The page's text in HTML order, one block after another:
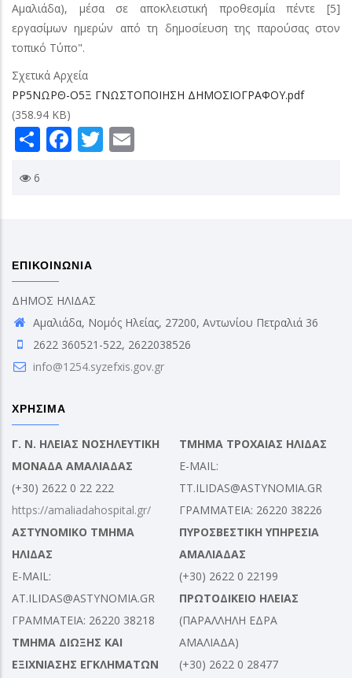
Αμαλιάδα), μέσα σε αποκλειστική προθεσμία πέντε [5]
εργασίμων ημερών από τη δημοσίευση της παρούσας στον
τοπικό Τύπο".
Σχετικά Αρχεία
ΡΡ5ΝΩΡΘ-Ο5Ξ ΓΝΩΣΤΟΠΟΙΗΣΗ ΔΗΜΟΣΙΟΓΡΑΦΟΥ.pdf
(358.94 KB)
ShareFacebook
Twitter
6
ΕΠΙΚΟΙΝΩΝΙΑ
ΔΗΜΟΣ ΗΛΙΔΑΣ
Αμαλιάδα, Νομός Ηλείας, 27200, Αντωνίου Πετραλιά 36
2622 360521-522, 2622038526
info@1254.syzefxis.gov.gr
ΧΡΗΣΙΜΑ
Γ. Ν. ΗΛΕΙΑΣ ΝΟΣΗΛΕΥΤΙΚΗ
ΜΟΝΑΔΑ ΑΜΑΛΙΑΔΑΣ
(+30) 2622 0 22 222
https://amaliadahospital.gr/
ΑΣΤΥΝΟΜΙΚΟ ΤΜΗΜΑ
ΗΛΙΔΑΣ
E-MAIL:
AT.ILIDAS@ASTYNOMIA.GR
ΓΡΑΜΜΑΤΕΙΑ: 26220 38218
ΤΜΗΜΑ ΔΙΩΞΗΣ ΚΑΙ
ΕΞΙΧΝΙΑΣΗΣ ΕΓΚΛΗΜΑΤΩΝ
ΤΜΗΜΑ ΤΡΟΧΑΙΑΣ ΗΛΙΔΑΣ
E-MAIL:
TT.ILIDAS@ASTYNOMIA.GR
ΓΡΑΜΜΑΤΕΙΑ: 26220 38226
ΠΥΡΟΣΒΕΣΤΙΚΗ ΥΠΗΡΕΣΙΑ
ΑΜΑΛΙΑΔΑΣ
(+30) 2622 0 22199
ΠΡΩΤΟΔΙΚΕΙΟ ΗΛΕΙΑΣ
(ΠΑΡΑΛΛΗΛΗ ΕΔΡΑ
ΑΜΑΛΙΑΔΑ)
(+30) 2622 0 28477